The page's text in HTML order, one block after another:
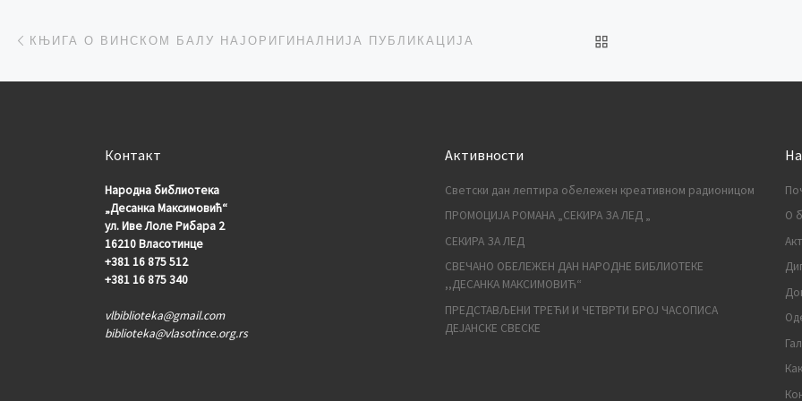
Post navigation
КЊИГА О ВИНСКОМ БАЛУ НАЈОРИГИНАЛНИЈА ПУБЛИКАЦИЈА
Контакт
Народна библиотека
„Десанка Максимовић“
ул. Иве Лоле Рибара 2
16210 Власотинце
+381 16 875 512
+381 16 875 340
vlbiblioteka@gmail.com
biblioteka@vlasotince.org.rs
Активности
Светски дан лептира обележен креативном радионицом
ПРОМОЦИЈА РОМАНА „СЕКИРА ЗА ЛЕД „
СЕКИРА ЗА ЛЕД
СВЕЧАНО ОБЕЛЕЖЕН ДАН НАРОДНЕ БИБЛИОТЕКЕ
,,ДЕСАНКА МАКСИМОВИЋ“
ПРЕДСТАВЉЕНИ ТРЕЋИ И ЧЕТВРТИ БРОЈ ЧАСОПИСА
ДЕЈАНСКЕ СВЕСКЕ
О